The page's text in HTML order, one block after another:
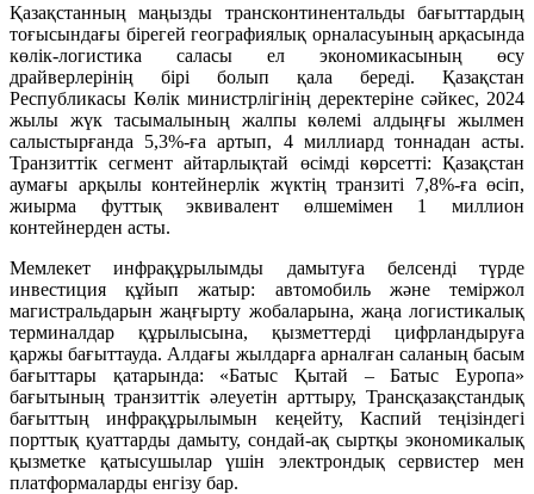
Қазақстанның маңызды трансконтинентальды бағыттардың
тоғысындағы бірегей географиялық орналасуының арқасында
көлік-логистика саласы ел экономикасының өсу
драйверлерінің бірі болып қала береді. Қазақстан
Республикасы Көлік министрлігінің деректеріне сәйкес, 2024
жылы жүк тасымалының жалпы көлемі алдыңғы жылмен
салыстырғанда 5,3%-ға артып, 4 миллиард тоннадан асты.
Транзиттік сегмент айтарлықтай өсімді көрсетті: Қазақстан
аумағы арқылы контейнерлік жүктің транзиті 7,8%-ға өсіп,
жиырма футтық эквивалент өлшемімен 1 миллион
контейнерден асты.
Мемлекет инфрақұрылымды дамытуға белсенді түрде
инвестиция құйып жатыр: автомобиль және теміржол
магистральдарын жаңғырту жобаларына, жаңа логистикалық
терминалдар құрылысына, қызметтерді цифрландыруға
қаржы бағыттауда. Алдағы жылдарға арналған саланың басым
бағыттары қатарында: «Батыс Қытай – Батыс Еуропа»
бағытының транзиттік әлеуетін арттыру, Трансқазақстандық
бағыттың инфрақұрылымын кеңейту, Каспий теңізіндегі
порттық қуаттарды дамыту, сондай-ақ сыртқы экономикалық
қызметке қатысушылар үшін электрондық сервистер мен
платформаларды енгізу бар.